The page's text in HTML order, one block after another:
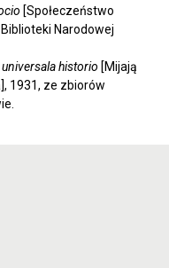
[Społeczeństwo
Narodowej
historio [Mijają
1931, ze zbiorów